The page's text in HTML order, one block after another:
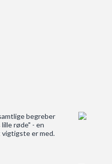
begreber
røde" - en
er med.